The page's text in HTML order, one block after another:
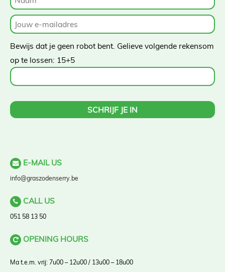
Bewijs dat je geen robot bent. Gelieve volgende rekensom
op te lossen: 15+5
E-MAIL US
info@graszodenserry.be
CALL US
051 58 13 50
OPENING HOURS
Ma t.e.m. vrij: 7u00 – 12u00 / 13u00 – 18u00